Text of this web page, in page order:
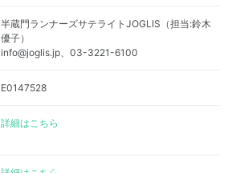
半蔵門ランナーズサテライトJOGLIS（担当:鈴木
優子）
info@joglis.jp、03-3221-6100
E0147528
詳細はこちら